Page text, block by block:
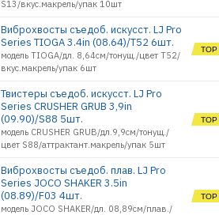
S13/вкус.макрель/упак 10шт
Виброхвосты съедоб. искусст. LJ Pro
Series TIOGA 3.4in (08.64)/T52 6шт.
модель TIOGA/дл. 8,64см/тонущ./цвет T52/
вкус.макрель/упак 6шт
Твистеры съедоб. искусст. LJ Pro
Series CRUSHER GRUB 3,9in
(09.90)/S88 5шт.
модель CRUSHER GRUB/дл.9,9см/тонущ./
цвет S88/аттрактант.макрель/упак 5шт
Виброхвосты съедоб. плав. LJ Pro
Series JOCO SHAKER 3.5in
(08.89)/F03 4шт.
модель JOCO SHAKER/дл. 08,89см/плав./